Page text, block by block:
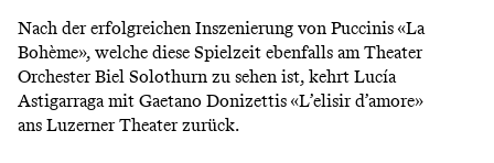
Nach der erfolgreichen Inszenierung von Puccinis «La
Bohème», welche diese Spielzeit ebenfalls am Theater
Orchester Biel Solothurn zu sehen ist, kehrt Lucía
Astigarraga mit Gaetano Donizettis «L’elisir d’amore»
ans Luzerner Theater zurück.